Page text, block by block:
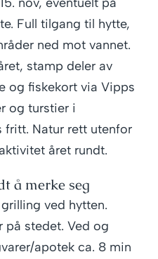
Full tilgang til hytte,
ned mot vannet.
stamp deler av
og fiskekort via Vipps
og turstier i
fritt. Natur rett utenfor
året rundt.
å merke seg
ved hytten.
på stedet. Ved og
apotek ca. 8 min